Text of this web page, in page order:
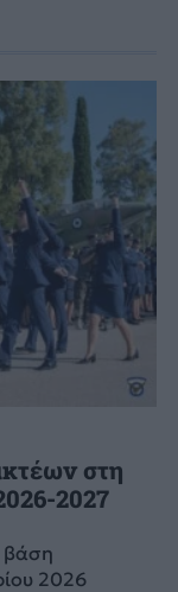
στη
2027
βάση
2026